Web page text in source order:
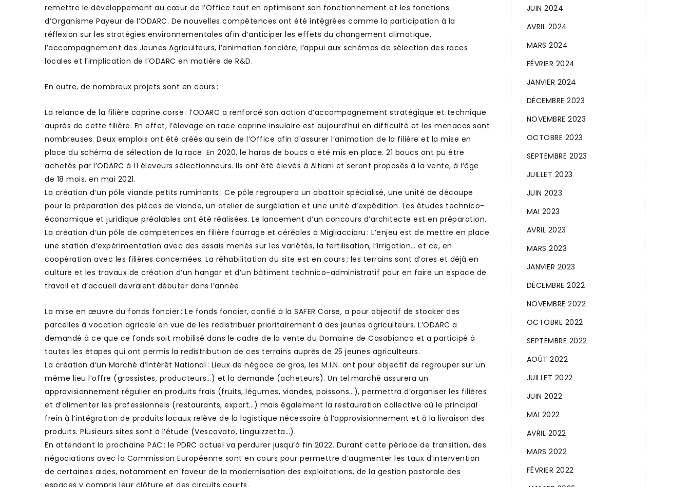
remettre le développement au cœur de l’Office tout en optimisant son fonctionnement et les fonctions
d’Organisme Payeur de l’ODARC. De nouvelles compétences ont été intégrées comme la participation à la
réflexion sur les stratégies environnementales afin d’anticiper les effets du changement climatique,
l’accompagnement des Jeunes Agriculteurs, l’animation foncière, l’appui aux schémas de sélection des races
locales et l’implication de l’ODARC en matière de R&D.
En outre, de nombreux projets sont en cours :
La relance de la filière caprine corse : l’ODARC a renforcé son action d’accompagnement stratégique et technique
auprès de cette filière. En effet, l’élevage en race caprine insulaire est aujourd’hui en difficulté et les menaces sont
nombreuses. Deux emplois ont été créés au sein de l’Office afin d’assurer l’animation de la filière et la mise en
place du schéma de sélection de la race. En 2020, le haras de boucs a été mis en place. 21 boucs ont pu être
achetés par l’ODARC à 11 éleveurs sélectionneurs. Ils ont été élevés à Altiani et seront proposés à la vente, à l’âge
de 18 mois, en mai 2021.
La création d’un pôle viande petits ruminants : Ce pôle regroupera un abattoir spécialisé, une unité de découpe
pour la préparation des pièces de viande, un atelier de surgélation et une unité d’expédition. Les études technico-
économique et juridique préalables ont été réalisées. Le lancement d’un concours d’architecte est en préparation.
La création d’un pôle de compétences en filière fourrage et céréales à Migliacciaru : L’enjeu est de mettre en place
une station d’expérimentation avec des essais menés sur les variétés, la fertilisation, l’irrigation… et ce, en
coopération avec les filières concernées. La réhabilitation du site est en cours ; les terrains sont d’ores et déjà en
culture et les travaux de création d’un hangar et d’un bâtiment technico-administratif pour en faire un espace de
travail et d’accueil devraient débuter dans l’année.
La mise en œuvre du fonds foncier : Le fonds foncier, confié à la SAFER Corse, a pour objectif de stocker des
parcelles à vocation agricole en vue de les redistribuer prioritairement à des jeunes agriculteurs. L’ODARC a
demandé à ce que ce fonds soit mobilisé dans le cadre de la vente du Domaine de Casabianca et a participé à
toutes les étapes qui ont permis la redistribution de ces terrains auprès de 25 jeunes agriculteurs.
La création d’un Marché d’Intérêt National : Lieux de négoce de gros, les M.I.N. ont pour objectif de regrouper sur un
même lieu l’offre (grossistes, producteurs…) et la demande (acheteurs). Un tel marché assurera un
approvisionnement régulier en produits frais (fruits, légumes, viandes, poissons…), permettra d’organiser les filières
et d’alimenter les professionnels (restaurants, export…) mais également la restauration collective où le principal
frein à l’intégration de produits locaux relève de la logistique nécessaire à l’approvisionnement et à la livraison des
produits. Plusieurs sites sont à l’étude (Vescovato, Linguizzetta…).
En attendant la prochaine PAC : le PDRC actuel va perdurer jusqu’à fin 2022. Durant cette période de transition, des
négociations avec la Commission Européenne sont en cours pour permettre d’augmenter les taux d’intervention
de certaines aides, notamment en faveur de la modernisation des exploitations, de la gestion pastorale des
espaces y compris leur clôture et des circuits courts.
JUIN 2024
AVRIL 2024
MARS 2024
FÉVRIER 2024
JANVIER 2024
DÉCEMBRE 2023
NOVEMBRE 2023
OCTOBRE 2023
SEPTEMBRE 2023
JUILLET 2023
JUIN 2023
MAI 2023
AVRIL 2023
MARS 2023
JANVIER 2023
DÉCEMBRE 2022
NOVEMBRE 2022
OCTOBRE 2022
SEPTEMBRE 2022
AOÛT 2022
JUILLET 2022
JUIN 2022
MAI 2022
AVRIL 2022
MARS 2022
FÉVRIER 2022